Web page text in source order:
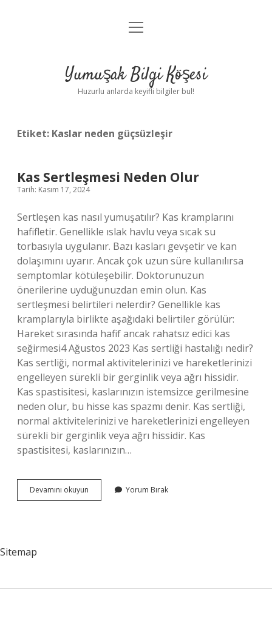
Anasayfa
Yasal Uyarı
menüyü
Yumuşak Bilgi Köşesi
Huzurlu anlarda keyifli bilgiler bul!
Etiket: Kaslar neden güçsüzleşir
Kas Sertleşmesi Neden Olur
Tarih: Kasım 17, 2024
Sertleşen kas nasıl yumuşatılır? Kas kramplarını
hafifletir. Genellikle ıslak havlu veya sıcak su
torbasıyla uygulanır. Bazı kasları gevşetir ve kan
dolaşımını uyarır. Ancak çok uzun süre kullanılırsa
semptomlar kötüleşebilir. Doktorunuzun
önerilerine uyduğunuzdan emin olun. Kas
sertleşmesi belirtileri nelerdir? Genellikle kas
kramplarıyla birlikte aşağıdaki belirtiler görülür:
Hareket sırasında hafif ancak rahatsız edici kas
seğirmesi4 Ağustos 2023 Kas sertliği hastalığı nedir?
Kas sertliği, normal aktivitelerinizi ve hareketlerinizi
engelleyen sürekli bir gerginlik veya ağrı hissidir.
Kas spastisitesi, kaslarınızın istemsizce gerilmesine
neden olur, bu hisse kas spazmı denir. Kas sertliği,
normal aktivitelerinizi ve hareketlerinizi engelleyen
sürekli bir gerginlik veya ağrı hissidir. Kas
spastisitesi, kaslarınızın…
Devamını okuyun
Sertleşmesi
Yorum Bırak
Sitemap